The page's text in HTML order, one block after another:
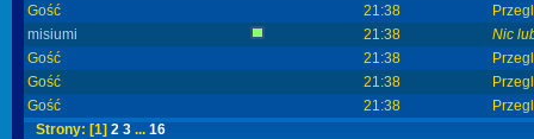
Gość
21:38
misiumi
21:38
Nic
Gość
21:38
Gość
21:38
Gość
21:38
Strony: [1] 2 3 ... 16